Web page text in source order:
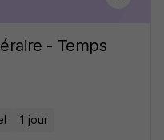
- Temps
1 jour